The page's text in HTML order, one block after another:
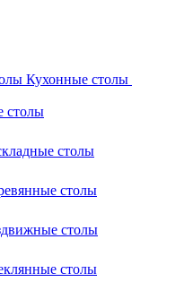
Кухонные столы
столы
столы
столы
столы
столы